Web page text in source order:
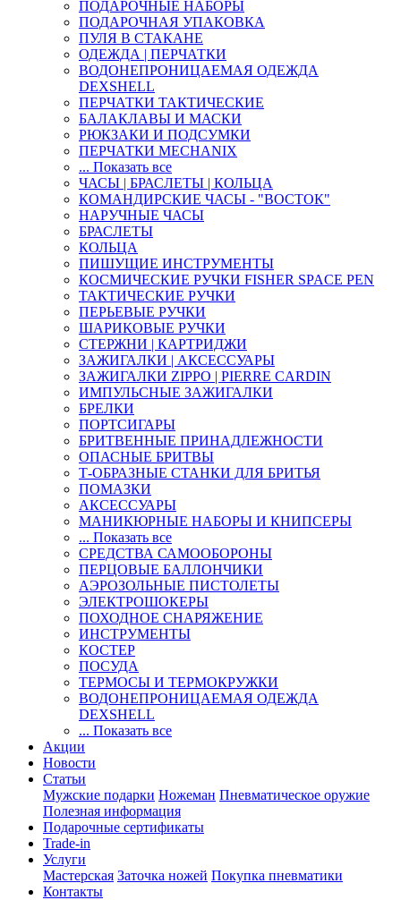
ПОДАРОЧНЫЕ НАБОРЫ
ПОДАРОЧНАЯ УПАКОВКА
ПУЛЯ В СТАКАНЕ
ОДЕЖДА | ПЕРЧАТКИ
ВОДОНЕПРОНИЦАЕМАЯ ОДЕЖДА
DEXSHELL
ПЕРЧАТКИ ТАКТИЧЕСКИЕ
БАЛАКЛАВЫ И МАСКИ
РЮКЗАКИ И ПОДСУМКИ
ПЕРЧАТКИ MECHANIX
... Показать все
ЧАСЫ | БРАСЛЕТЫ | КОЛЬЦА
КОМАНДИРСКИЕ ЧАСЫ - "ВОСТОК"
НАРУЧНЫЕ ЧАСЫ
БРАСЛЕТЫ
КОЛЬЦА
ПИШУЩИЕ ИНСТРУМЕНТЫ
КОСМИЧЕСКИЕ РУЧКИ FISHER SPACE PEN
ТАКТИЧЕСКИЕ РУЧКИ
ПЕРЬЕВЫЕ РУЧКИ
ШАРИКОВЫЕ РУЧКИ
СТЕРЖНИ | КАРТРИДЖИ
ЗАЖИГАЛКИ | АКСЕССУАРЫ
ЗАЖИГАЛКИ ZIPPO | PIERRE CARDIN
ИМПУЛЬСНЫЕ ЗАЖИГАЛКИ
БРЕЛКИ
ПОРТСИГАРЫ
БРИТВЕННЫЕ ПРИНАДЛЕЖНОСТИ
ОПАСНЫЕ БРИТВЫ
Т-ОБРАЗНЫЕ СТАНКИ ДЛЯ БРИТЬЯ
ПОМАЗКИ
АКСЕССУАРЫ
МАНИКЮРНЫЕ НАБОРЫ И КНИПСЕРЫ
... Показать все
СРЕДСТВА САМООБОРОНЫ
ПЕРЦОВЫЕ БАЛЛОНЧИКИ
АЭРОЗОЛЬНЫЕ ПИСТОЛЕТЫ
ЭЛЕКТРОШОКЕРЫ
ПОХОДНОЕ СНАРЯЖЕНИЕ
ИНСТРУМЕНТЫ
КОСТЕР
ПОСУДА
ТЕРМОСЫ И ТЕРМОКРУЖКИ
ВОДОНЕПРОНИЦАЕМАЯ ОДЕЖДА
DEXSHELL
... Показать все
Акции
Новости
Статьи
Мужские подарки Ножеман Пневматическое оружие
Полезная информация
Подарочные сертификаты
Trade-in
Услуги
Мастерская Заточка ножей Покупка пневматики
Контакты